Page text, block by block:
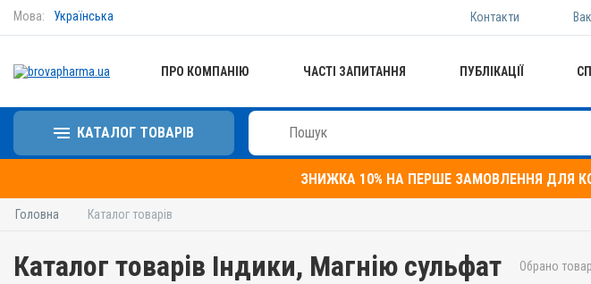
Мова: Українська Контакти
ПРО КОМПАНІЮ ЧАСТІ ЗАПИТАННЯ ПУБЛІКАЦІЇ
КАТАЛОГ ТОВАРІВ
ЗНИЖКА 10% НА ПЕРШЕ ЗАМОВЛЕННЯ ДЛЯ
Головна Каталог товарів
Каталог товарів Індики, Магнію сульфат Обрано